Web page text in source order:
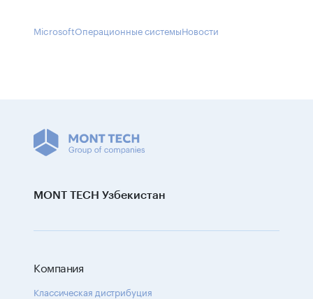
MicrosoftОперационные системыНовости
MONT TECH Узбекистан
Компания
Классическая дистрибуция